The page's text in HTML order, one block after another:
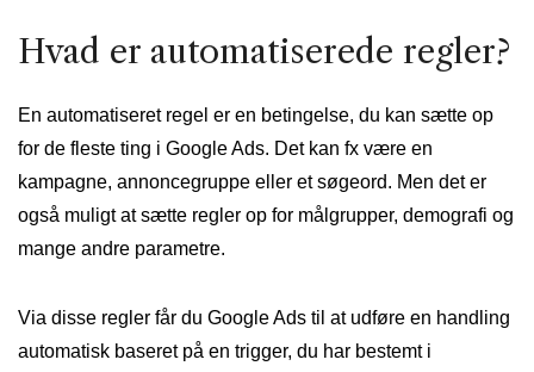
Hvad er automatiserede regler?
En automatiseret regel er en betingelse, du kan sætte op
for de fleste ting i Google Ads. Det kan fx være en
kampagne, annoncegruppe eller et søgeord. Men det er
også muligt at sætte regler op for målgrupper, demografi og
mange andre parametre.
Via disse regler får du Google Ads til at udføre en handling
automatisk baseret på en trigger, du har bestemt i